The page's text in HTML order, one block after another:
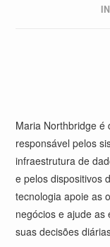
Maria Northbridge é
responsável pelos
infraestrutura de
e pelos dispositivos
tecnologia apoie as
negócios e ajude as
suas decisões